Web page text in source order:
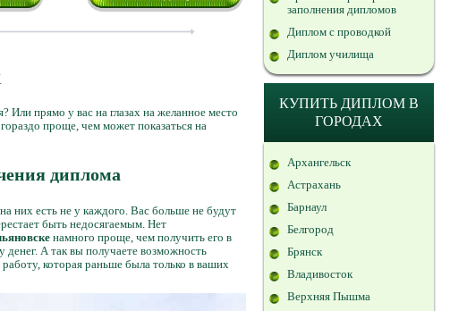
Или прямо у вас на глазах на желанное место
проще, чем может показаться на
диплома
них есть не у каждого. Вас больше не будут
быть недосягаемым. Нет
намного проще, чем получить его в
А так вы получаете возможность
которая раньше была только в ваших
заполнения дипломов
Диплом с проводкой
Диплом училища
КУПИТЬ ДИПЛОМ В
ГОРОДАХ
Архангельск
Астрахань
Барнаул
Белгород
Брянск
Владивосток
Верхняя Пышма